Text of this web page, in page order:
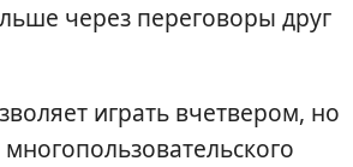
через переговоры друг
играть вчетвером, но